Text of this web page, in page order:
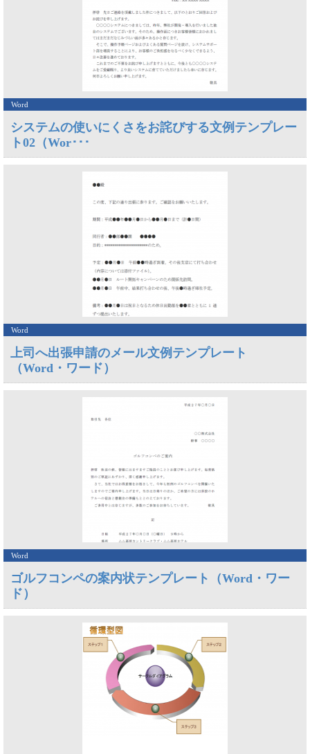
Word
システムの使いにくさをお詫びする文例テンプレー
ト02（Wor･･･
Word
上司へ出張申請のメール文例テンプレート
（Word・ワード）
Word
ゴルフコンペの案内状テンプレート（Word・ワー
ド）